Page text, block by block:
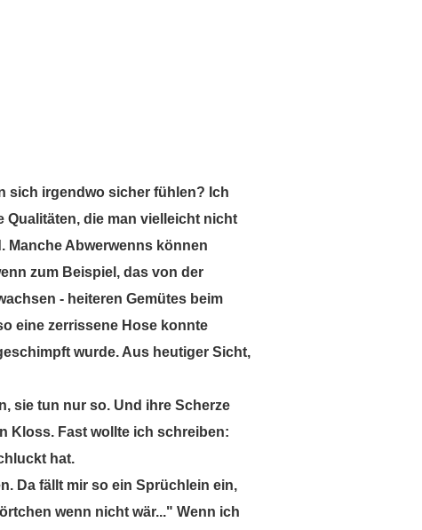
sich irgendwo sicher fühlen? Ich
Qualitäten, die man vielleicht nicht
Manche Abwerwenns können
zum Beispiel, das von der
- heiteren Gemütes beim
eine zerrissene Hose konnte
wurde. Aus heutiger Sicht,
sie tun nur so. Und ihre Scherze
Kloss. Fast wollte ich schreiben:
hat.
Da fällt mir so ein Sprüchlein ein,
wenn nicht wär..." Wenn ich